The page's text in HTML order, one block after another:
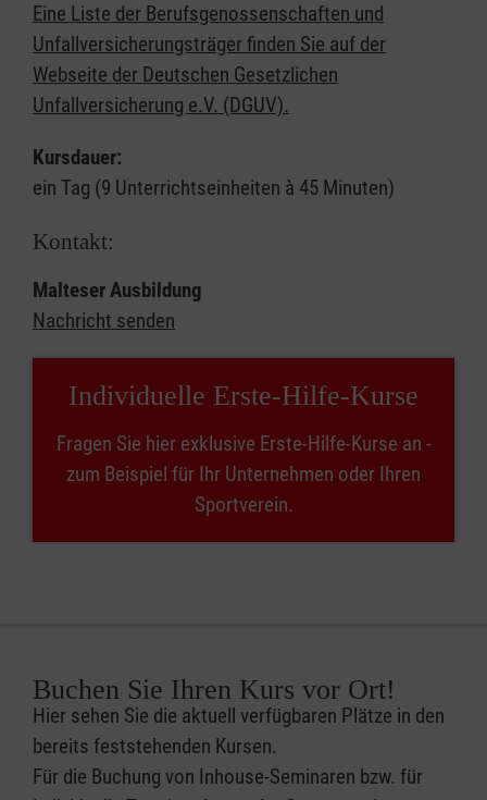
Eine Liste der Berufsgenossenschaften und
Unfallversicherungsträger finden Sie auf der
Webseite der Deutschen Gesetzlichen
Unfallversicherung e.V. (DGUV).
Kursdauer:
ein Tag (9 Unterrichtseinheiten à 45 Minuten)
Kontakt:
Malteser Ausbildung
Nachricht senden
Individuelle Erste-Hilfe-Kurse
Fragen Sie hier exklusive Erste-Hilfe-Kurse an -
zum Beispiel für Ihr Unternehmen oder Ihren
Sportverein.
Buchen Sie Ihren Kurs vor Ort!
Hier sehen Sie die aktuell verfügbaren Plätze in den
bereits feststehenden Kursen.
Für die Buchung von Inhouse-Seminaren bzw. für